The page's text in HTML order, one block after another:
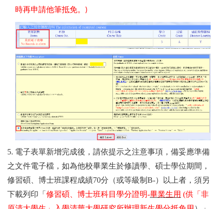
時再申請他筆抵免。 )
5. 電子表單新增完成後 ，請依提示之注意事項，備妥應準備
之文件電子檔，如為他校畢業生於修讀學、碩士學位期間，
修習碩、博士班課程成績70分（或等級制 B-）以上者，須另
下載列印「 修習碩、博士班科目學分證明-畢業生用 (供「非